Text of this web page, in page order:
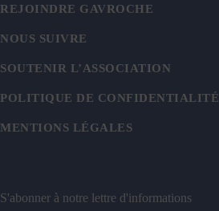
REJOINDRE GAVROCHE
NOUS SUIVRE
SOUTENIR L’ASSOCIATION
POLITIQUE DE CONFIDENTIALITÉ
MENTIONS LÉGALES
S'abonner à notre lettre d'informations